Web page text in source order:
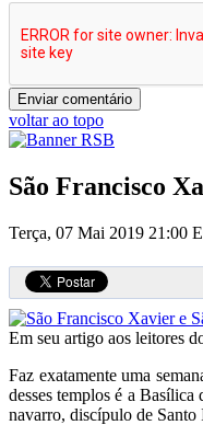
voltar ao topo
São Francisco
Terça, 07 Mai 2019 21:00
Em seu artigo aos leitores
Faz exatamente uma
desses templos é a
navarro, discípulo de